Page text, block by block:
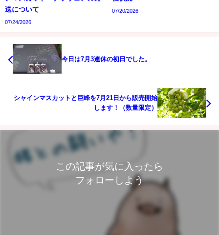
送について
07/24/2026
07/20/2026
今日は7月3連休の初日でした。
シャインマスカットと巨峰を7月21日から販売開始
します！（数量限定）
この記事が気に入ったら
フォローしよう